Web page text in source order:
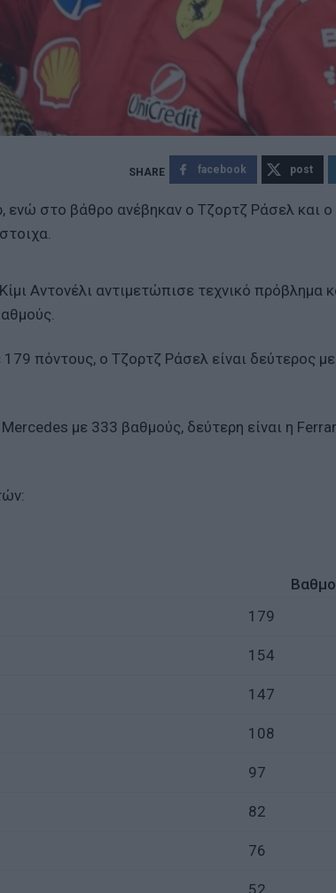
facebook post
ενώ στο βάθρο ανέβηκαν ο Τζορτζ Ράσελ και ο
Αντονέλι αντιμετώπισε τεχνικό πρόβλημα
πόντους, ο Τζορτζ Ράσελ είναι δεύτερος
με 333 βαθμούς, δεύτερη είναι η
179
154
147
108
97
82
76